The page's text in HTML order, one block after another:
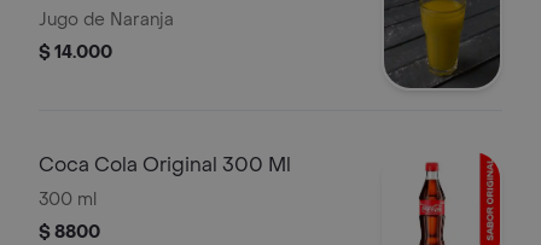
Jugo de Naranja
$ 14.000
Coca Cola Original 300 Ml
300 ml
$ 8800